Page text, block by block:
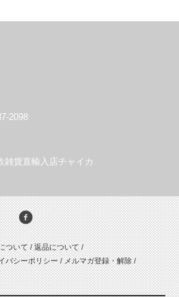
2098
雑貨直輸入店チャイカ
ついて/ 返品について/
バシーポリシー/ メルマガ登録・解除/